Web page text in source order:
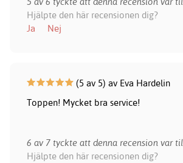
Hjälpte den här recensionen dig?
Ja
Nej
(5 av 5) av Eva Hardelin
Toppen! Mycket bra service!
6 av 7 tyckte att denna recension var
Hjälpte den här recensionen dig?